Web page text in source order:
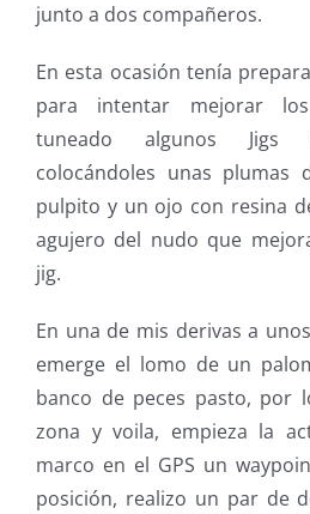
junto a dos compañeros.
En esta ocasión tenía
para intentar mejorar
tuneado algunos Jigs
colocándoles unas plumas
pulpito y un ojo con resina
agujero del nudo que
jig.
En una de mis derivas a
emerge el lomo de un
banco de peces pasto, por
zona y voila, empieza la
marco en el GPS un
posición, realizo un par de